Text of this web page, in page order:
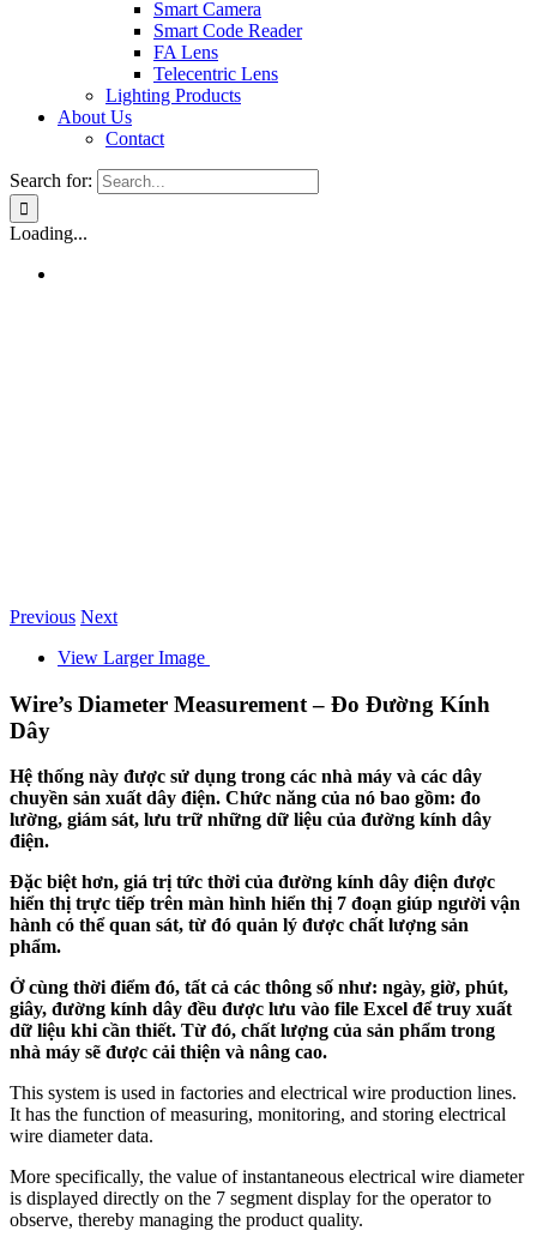
Smart Camera
Smart Code Reader
FA Lens
Telecentric Lens
Lighting Products
About Us
Contact
Search for:
Loading...
Previous Next
View Larger Image
Wire’s Diameter Measurement – Đo Đường Kính
Dây
Hệ thống này được sử dụng trong các nhà máy và các dây
chuyền sản xuất dây điện. Chức năng của nó bao gồm: đo
lường, giám sát, lưu trữ những dữ liệu của đường kính dây
điện.
Đặc biệt hơn, giá trị tức thời của đường kính dây điện được
hiển thị trực tiếp trên màn hình hiển thị 7 đoạn giúp người vận
hành có thể quan sát, từ đó quản lý được chất lượng sản
phẩm.
Ở cùng thời điểm đó, tất cả các thông số như: ngày, giờ, phút,
giây, đường kính dây đều được lưu vào file Excel để truy xuất
dữ liệu khi cần thiết. Từ đó, chất lượng của sản phẩm trong
nhà máy sẽ được cải thiện và nâng cao.
This system is used in factories and electrical wire production lines.
It has the function of measuring, monitoring, and storing electrical
wire diameter data.
More specifically, the value of instantaneous electrical wire diameter
is displayed directly on the 7 segment display for the operator to
observe, thereby managing the product quality.